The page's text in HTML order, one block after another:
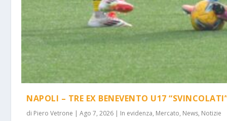
NAPOLI – TRE EX BENEVENTO U17
di Piero Vetrone |Ago 7, 2026 | In evidenza, Mercato, News, Notizie